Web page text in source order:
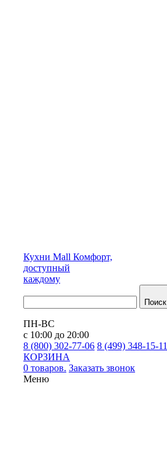
Кухни Mall Комфорт,
доступный
каждому
Поиск
ПН-ВС
с 10:00 до 20:00
8 (800) 302-77-06 8 (499) 348-15-11
КОРЗИНА
0 товаров. Заказать звонок
Меню